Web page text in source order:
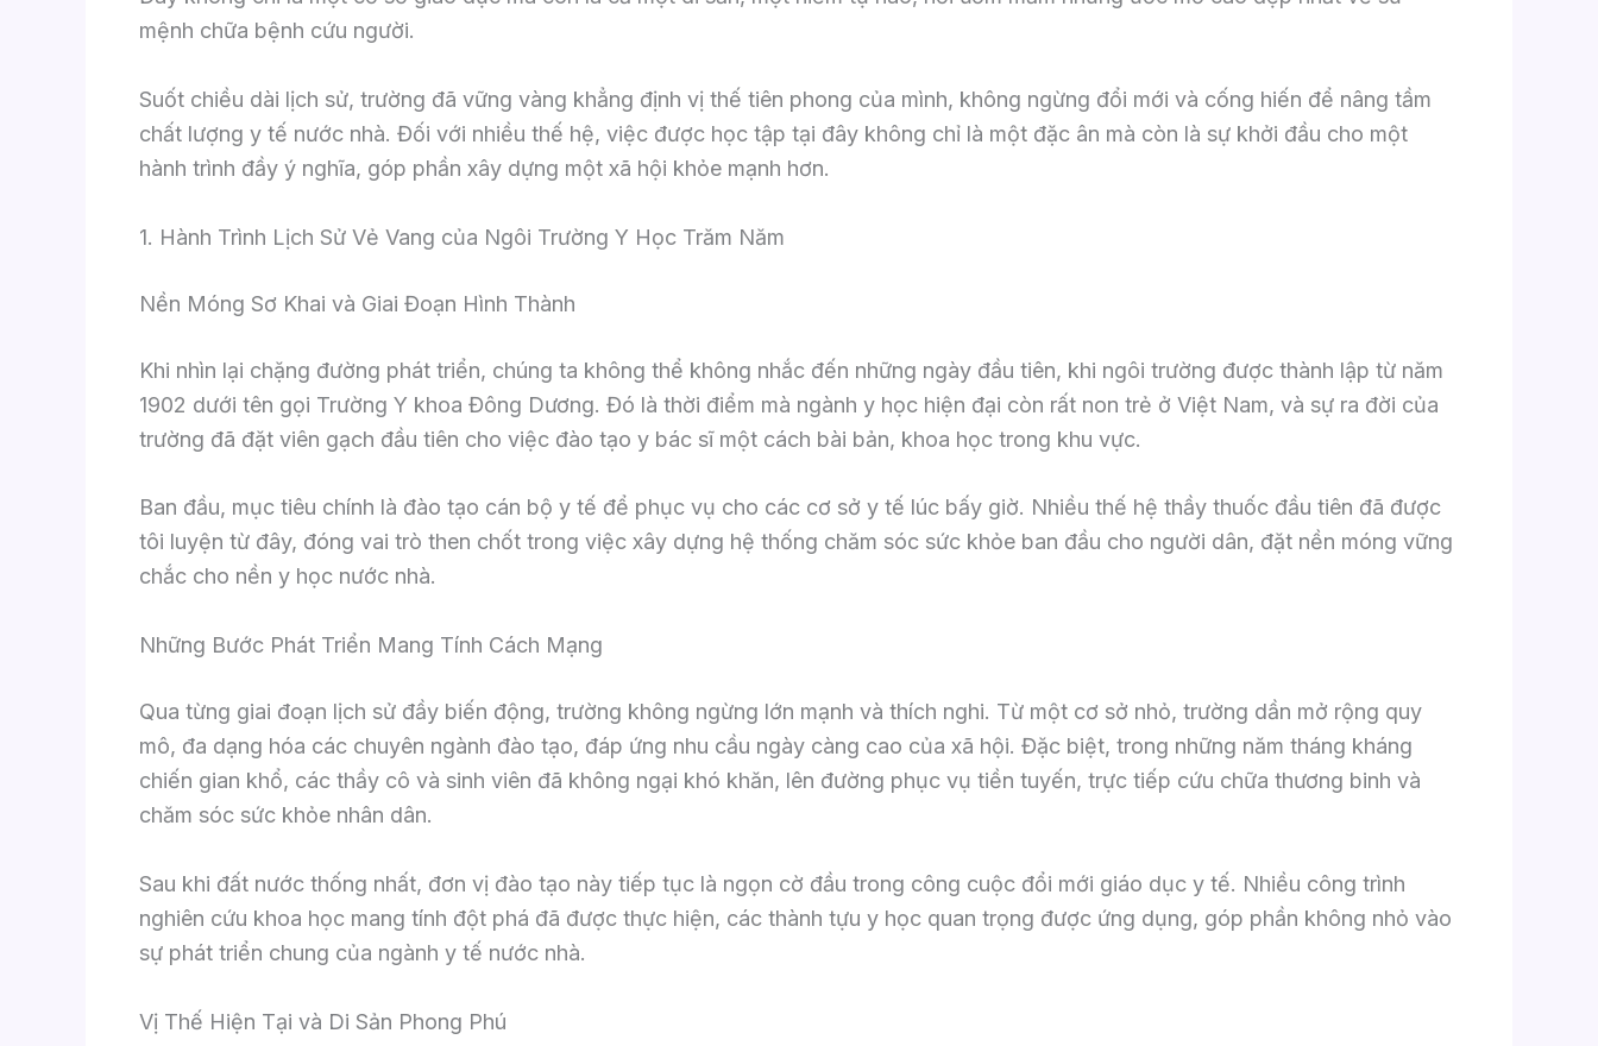
mệnh chữa bệnh cứu người.
Suốt chiều dài lịch sử, trường đã vững vàng khẳng định vị thế tiên phong của mình, không ngừng đổi mới và cống hiến để nâng tầm
chất lượng y tế nước nhà. Đối với nhiều thế hệ, việc được học tập tại đây không chỉ là một đặc ân mà còn là sự khởi đầu cho một
hành trình đầy ý nghĩa, góp phần xây dựng một xã hội khỏe mạnh hơn.
1. Hành Trình Lịch Sử Vẻ Vang của Ngôi Trường Y Học Trăm Năm
Nền Móng Sơ Khai và Giai Đoạn Hình Thành
Khi nhìn lại chặng đường phát triển, chúng ta không thể không nhắc đến những ngày đầu tiên, khi ngôi trường được thành lập từ năm
1902 dưới tên gọi Trường Y khoa Đông Dương. Đó là thời điểm mà ngành y học hiện đại còn rất non trẻ ở Việt Nam, và sự ra đời của
trường đã đặt viên gạch đầu tiên cho việc đào tạo y bác sĩ một cách bài bản, khoa học trong khu vực.
Ban đầu, mục tiêu chính là đào tạo cán bộ y tế để phục vụ cho các cơ sở y tế lúc bấy giờ. Nhiều thế hệ thầy thuốc đầu tiên đã được
tôi luyện từ đây, đóng vai trò then chốt trong việc xây dựng hệ thống chăm sóc sức khỏe ban đầu cho người dân, đặt nền móng vững
chắc cho nền y học nước nhà.
Những Bước Phát Triển Mang Tính Cách Mạng
Qua từng giai đoạn lịch sử đầy biến động, trường không ngừng lớn mạnh và thích nghi. Từ một cơ sở nhỏ, trường dần mở rộng quy
mô, đa dạng hóa các chuyên ngành đào tạo, đáp ứng nhu cầu ngày càng cao của xã hội. Đặc biệt, trong những năm tháng kháng
chiến gian khổ, các thầy cô và sinh viên đã không ngại khó khăn, lên đường phục vụ tiền tuyến, trực tiếp cứu chữa thương binh và
chăm sóc sức khỏe nhân dân.
Sau khi đất nước thống nhất, đơn vị đào tạo này tiếp tục là ngọn cờ đầu trong công cuộc đổi mới giáo dục y tế. Nhiều công trình
nghiên cứu khoa học mang tính đột phá đã được thực hiện, các thành tựu y học quan trọng được ứng dụng, góp phần không nhỏ vào
sự phát triển chung của ngành y tế nước nhà.
Vị Thế Hiện Tại và Di Sản Phong Phú